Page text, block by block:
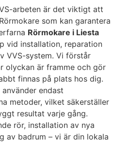
arbeten är det viktigt att
som kan garantera
Rörmokare i Liesta
vid installation, reparation
VVS-system. Vi förstår
olyckan är framme och gör
finnas på plats hos dig.
endast
metoder, vilket säkerställer
resultat varje gång.
rör, installation av nya
av badrum – vi är din lokala